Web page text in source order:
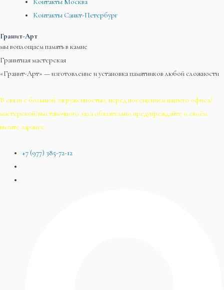
Контакты Москва
Контакты Санкт-Петербург
Гранит-Арт
мы воплощаем память в камне
Гранитная мастерская
«Гранит-Арт» — изготовление и установка памятников любой сложности
В связи с большой загруженностью, перед посещением нашего офиса/
мастерской/выставочного зала обязательно предупреждайте о своём
визите заранее.
+7 (977) 385-72-12